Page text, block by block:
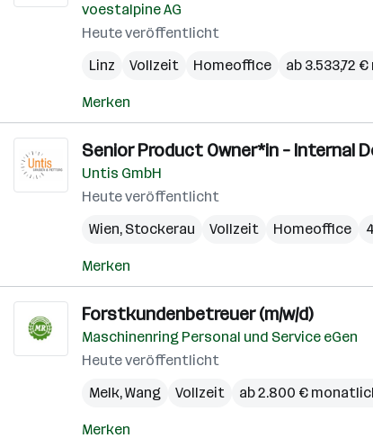
voestalpine AG
Heute veröffentlicht
Linz
Vollzeit Homeoffice ab 3.533,72
Merken
Senior Product Owner*in – Internal
Untis GmbH
Heute veröffentlicht
Wien, Stockerau Vollzeit Homeoffice
Merken
Forstkundenbetreuer (m/w/d)
Maschinenring Personal und Service eGen
Heute veröffentlicht
Melk,Wang Vollzeit ab 2.800 €
Merken